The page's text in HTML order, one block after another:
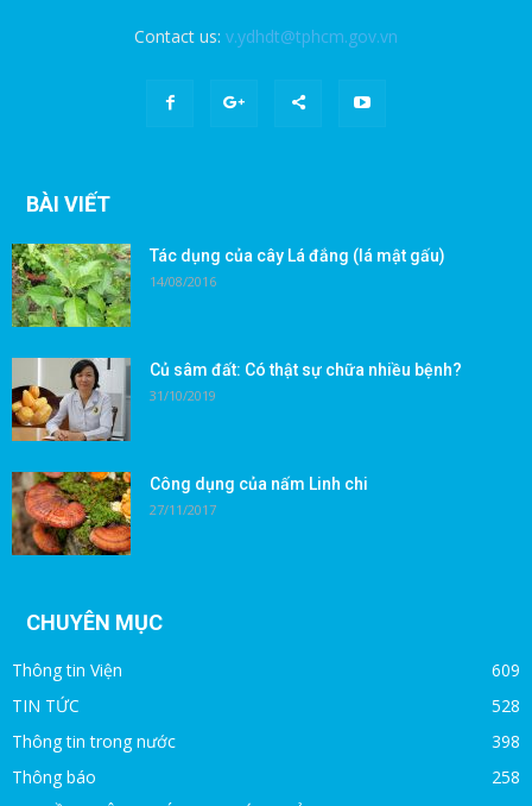
Contact us: v.ydhdt@tphcm.gov.vn
BÀI VIẾT
Tác dụng của cây Lá đắng (lá mật gấu)
14/08/2016
Củ sâm đất: Có thật sự chữa nhiều bệnh?
31/10/2019
Công dụng của nấm Linh chi
27/11/2017
CHUYÊN MỤC
Thông tin Viện
609
TIN TỨC
528
Thông tin trong nước
398
Thông báo
258